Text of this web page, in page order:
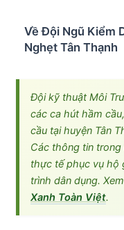
Về Đội Ngũ Kiểm
Nghẹt Tân Thạnh
Đội kỹ thuật Môi
các ca hút hầm
cầu tại huyện Tân
Các thông tin
thực tế phục vụ hộ
trình dân dụng.
Xanh Toàn Việt.